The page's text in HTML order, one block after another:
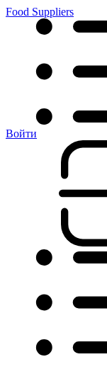
Food Suppliers
Войти